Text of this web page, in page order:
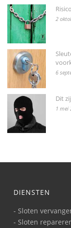
2
6
Dit
1 mei
DIENSTEN
- Sloten
- Sloten